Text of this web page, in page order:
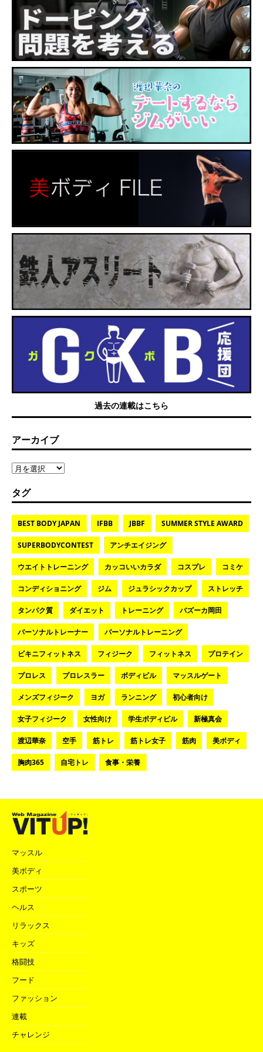
過去の連載はこちら
アーカイブ
タグ
BEST BODY JAPAN IFBB JBBF SUMMER STYLE AWARD
SUPERBODYCONTEST アンチエイジング
ウエイトトレーニング カッコいいカラダ コスプレ コミケ
コンディショニング ジム ジュラシックカップ ストレッチ
タンパク質 ダイエット トレーニング バズーカ岡田
パーソナルトレーナー パーソナルトレーニング
ビキニフィットネス フィジーク フィットネス プロテイン
プロレス プロレスラー ボディビル マッスルゲート
メンズフィジーク ヨガ ランニング 初心者向け
女子フィジーク 女性向け 学生ボディビル 新極真会
渡辺華奈 空手 筋トレ 筋トレ女子 筋肉 美ボディ
胸肉365 自宅トレ 食事・栄養
マッスル
美ボディ
スポーツ
ヘルス
リラックス
キッズ
格闘技
フード
ファッション
連載
チャレンジ